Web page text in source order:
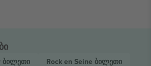
ბილეთი Rock en Seine ბილეთი